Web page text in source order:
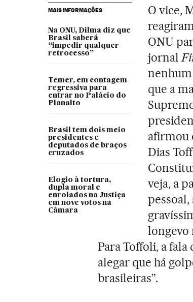
MAIS INFORMAÇÕES
Na ONU, Dilma diz que
Brasil saberá
“impedir qualquer
retrocesso”
Temer, em contagem
regressiva para
entrar no Palácio do
Planalto
Brasil tem dois meio
presidentes e
deputados de braços
cruzados
Elogio à tortura,
dupla moral e
enrolados na Justiça
em nove votos na
Câmara
O vice,
ONU
jornal
que a
afirmou
Dias
veja, a
longevo
Para Toffoli, a
alegar que há
brasileiras”.